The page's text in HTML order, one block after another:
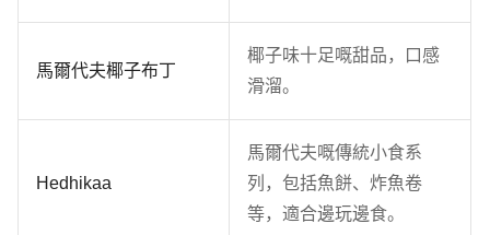
馬爾代夫椰子布丁
椰子味十足嘅甜品，口感
滑溜。
Hedhikaa
馬爾代夫嘅傳統小食系
列，包括魚餅、炸魚卷
等，適合邊玩邊食。